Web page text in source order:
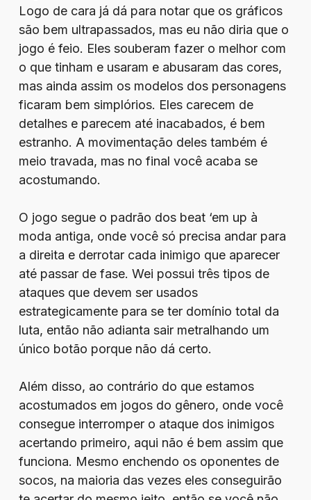
Logo de cara já dá para notar que os gráficos
são bem ultrapassados, mas eu não diria que o
jogo é feio. Eles souberam fazer o melhor com
o que tinham e usaram e abusaram das cores,
mas ainda assim os modelos dos personagens
ficaram bem simplórios. Eles carecem de
detalhes e parecem até inacabados, é bem
estranho. A movimentação deles também é
meio travada, mas no final você acaba se
acostumando.
O jogo segue o padrão dos beat ‘em up à
moda antiga, onde você só precisa andar para
a direita e derrotar cada inimigo que aparecer
até passar de fase. Wei possui três tipos de
ataques que devem ser usados
estrategicamente para se ter domínio total da
luta, então não adianta sair metralhando um
único botão porque não dá certo.
Além disso, ao contrário do que estamos
acostumados em jogos do gênero, onde você
consegue interromper o ataque dos inimigos
acertando primeiro, aqui não é bem assim que
funciona. Mesmo enchendo os oponentes de
socos, na maioria das vezes eles conseguirão